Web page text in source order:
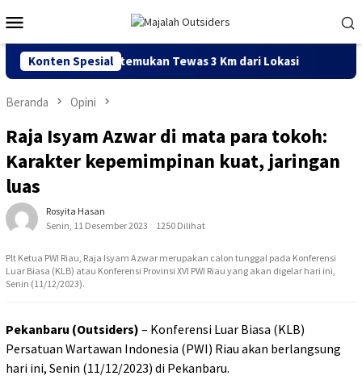
ke
kontenMobile
Konten Spesial
Tahun Ditemukan Tewas 3 Km dari Lokasi KKP
Beranda Opini
Raja Isyam Azwar di mata para tokoh:
Karakter kepemimpinan kuat, jaringan
luas
Rosyita Hasan
Senin, 11 Desember 2023
1250 Dilihat
Plt Ketua PWI Riau, Raja Isyam Azwar merupakan calon tunggal pada Konferensi
Luar Biasa (KLB) atau Konferensi Provinsi XVI PWI Riau yang akan digelar hari ini,
Senin (11/12/2023).
Pekanbaru (Outsiders) – Konferensi Luar Biasa (KLB)
Persatuan Wartawan Indonesia (PWI) Riau akan berlangsung
hari ini, Senin (11/12/2023) di Pekanbaru.